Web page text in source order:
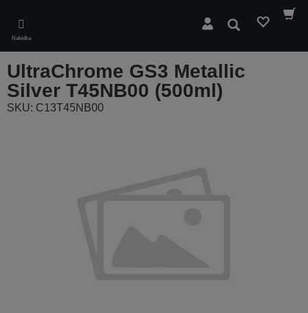
main
content
Nabídka
Hledat
UltraChrome GS3 Metallic
Silver T45NB00 (500ml)
SKU: C13T45NB00